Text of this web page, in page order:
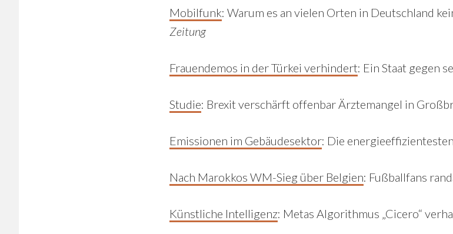
Mobilfunk: Warum es an vielen Orten in Deutschland
Zeitung
Frauendemos in der Türkei verhindert: Ein Staat gegen
Studie: Brexit verschärft offenbar Ärztemangel in
Emissionen im Gebäudesektor: Die
Nach Marokkos WM-Sieg über Belgien: Fußballfans
Künstliche Intelligenz: Metas Algorithmus „Cicero“